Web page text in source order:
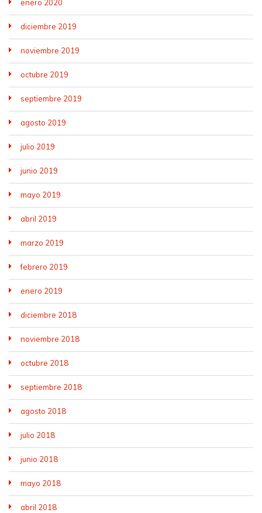
enero 2020
diciembre 2019
noviembre 2019
octubre 2019
septiembre 2019
agosto 2019
julio 2019
junio 2019
mayo 2019
abril 2019
marzo 2019
febrero 2019
enero 2019
diciembre 2018
noviembre 2018
octubre 2018
septiembre 2018
agosto 2018
julio 2018
junio 2018
mayo 2018
abril 2018